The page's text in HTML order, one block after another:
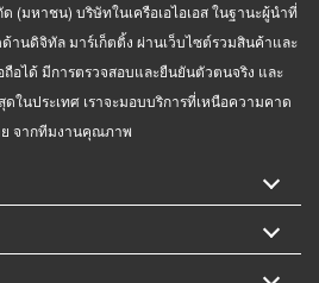
(มหาชน) บริษัทในเครือเอไอเอส ในฐานะผู้นำที่
นดิจิทัล มาร์เก็ตติ้ง ผ่านเว็บไซต์รวมสินค้าและ
ถือได้ มีการตรวจสอบและยืนยันตัวตนจริง และ
ในประเทศ เราจะมอบบริการที่เหนือความคาด
จากทีมงานคุณภาพ